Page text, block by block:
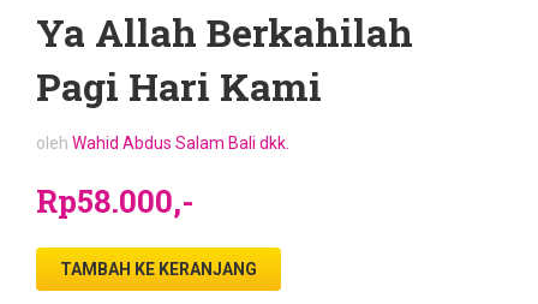
Ya Allah Berkahilah
Pagi Hari Kami
oleh Wahid Abdus Salam Bali dkk.
Rp58.000,-
TAMBAH KE KERANJANG